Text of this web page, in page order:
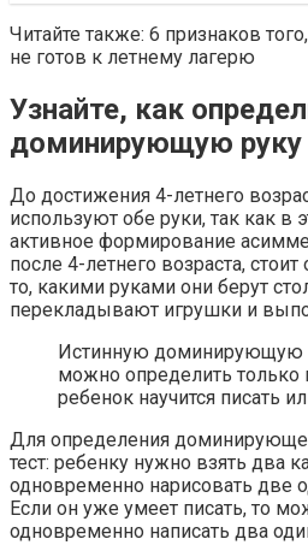
Читайте также: 6 признаков
не готов к летнему лагерю
Узнайте, как
доминирующую руку
До достижения 4-летнего
используют обе руки, так как в
активное формирование
после 4-летнего возраста,
то, какими руками они берут
перекладывают игрушки и
Истинную доминирующую
можно определить только
ребенок научится писать
Для определения
тест: ребенку нужно взять два
одновременно нарисовать две
Если он уже умеет писать, то
одновременно написать два